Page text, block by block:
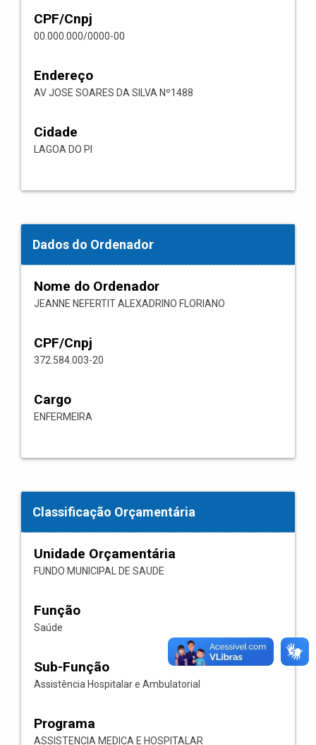
CPF/Cnpj
00.000.000/0000-00
Endereço
AV JOSE SOARES DA SILVA Nº1488
Cidade
LAGOA DO PI
Dados do Ordenador
Nome do Ordenador
JEANNE NEFERTIT ALEXADRINO FLORIANO
CPF/Cnpj
372.584.003-20
Cargo
ENFERMEIRA
Classificação Orçamentária
Unidade Orçamentária
FUNDO MUNICIPAL DE SAUDE
Função
Saúde
Sub-Função
Assistência Hospitalar e Ambulatorial
Programa
ASSISTENCIA MEDICA E HOSPITALAR